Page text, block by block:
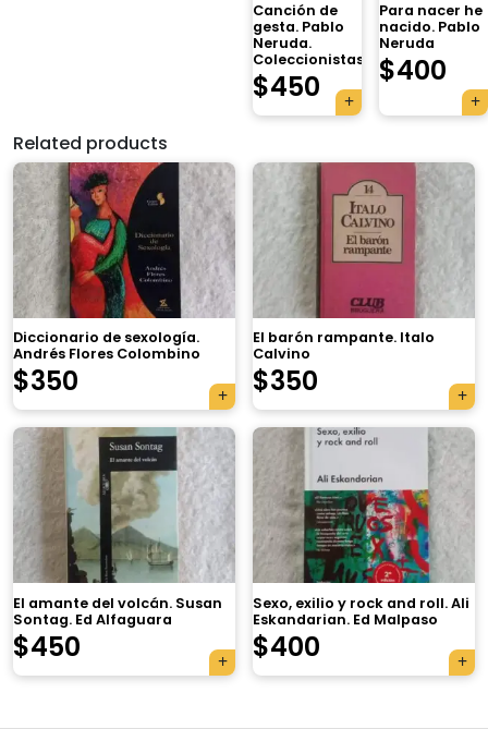
Canción de
gesta. Pablo
Neruda.
Coleccionistas
$450
Para nacer he
nacido. Pablo
Neruda
$400
Related products
Diccionario de sexología.
Andrés Flores Colombino
$350
El barón rampante. Italo
Calvino
$350
El amante del volcán. Susan
Sontag. Ed Alfaguara
$450
Sexo, exilio y rock and roll. Ali
Eskandarian. Ed Malpaso
$400
×
Tu carrito está vacío.
Agregá un producto y aparecerá acá
automáticamente.